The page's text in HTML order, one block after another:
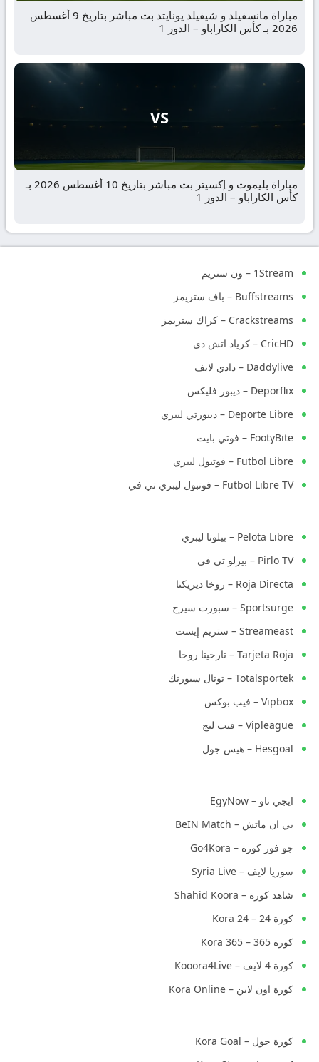
مباراة مانسفيلد و شيفيلد يونايتد بث مباشر بتاريخ 9 أغسطس
2026 بـ كأس الكاراباو – الدور 1
VS
مباراة بليموث و إكسيتر بث مباشر بتاريخ 10 أغسطس 2026 بـ
كأس الكاراباو – الدور 1
1Stream – ون ستريم
Buffstreams – باف ستريمز
Crackstreams – كراك ستريمز
CricHD – كرياد اتش دي
Daddylive – دادي لايف
Deporflix – ديبور فليكس
Deporte Libre – ديبورتي ليبري
FootyBite – فوتي بايت
Futbol Libre – فوتبول ليبري
Futbol Libre TV – فوتبول ليبري تي في
Pelota Libre – بيلوتا ليبري
Pirlo TV – بيرلو تي في
Roja Directa – روخا ديريكتا
Sportsurge – سبورت سيرج
Streameast – ستريم إيست
Tarjeta Roja – تارخيتا روخا
Totalsportek – توتال سبورتك
Vipbox – فيب بوكس
Vipleague – فيب ليج
Hesgoal – هيس جول
ايجي ناو – EgyNow
بي ان ماتش – BeIN Match
جو فور كورة – Go4Kora
سوريا لايف – Syria Live
شاهد كورة – Shahid Koora
كورة 24 – Kora 24
كورة 365 – Kora 365
كورة 4 لايف – Kooora4Live
كورة اون لاين – Kora Online
كورة جول – Kora Goal